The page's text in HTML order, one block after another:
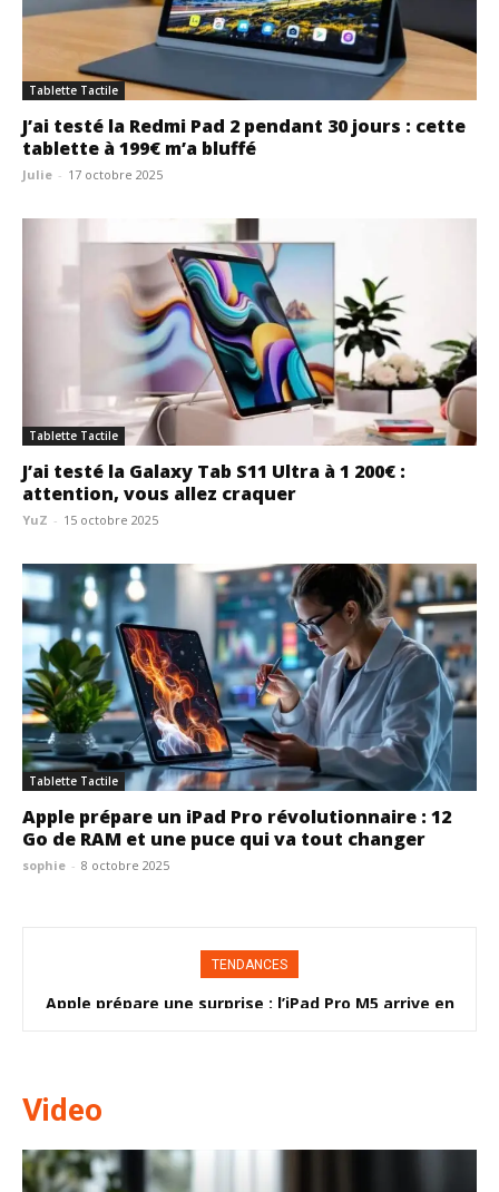
Tablette Tactile
J’ai testé la Redmi Pad 2 pendant 30 jours : cette
tablette à 199€ m’a bluffé
Julie - 17 octobre 2025
Tablette Tactile
J’ai testé la Galaxy Tab S11 Ultra à 1 200€ :
attention, vous allez craquer
YuZ - 15 octobre 2025
Tablette Tactile
Apple prépare un iPad Pro révolutionnaire : 12
Go de RAM et une puce qui va tout changer
sophie - 8 octobre 2025
TENDANCES
Apple prépare une surprise : l’iPad Pro M5 arrive en
Cette tablette + IA va révolutionner votre créativité
Video